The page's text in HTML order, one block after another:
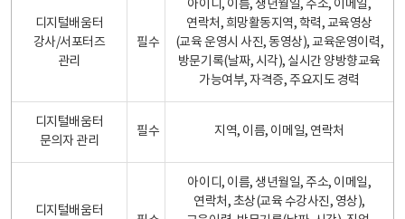
디지털배움터
강사/서포터즈
관리
필수
아이디, 이름, 생년월일, 주소, 이메일,
연락처, 희망활동지역, 학력, 교육영상
(교육 운영시 사진, 동영상), 교육운영이력,
방문기록(날짜, 시각), 실시간 양방향교육
가능여부, 자격증, 주요지도 경력
디지털배움터
문의자 관리
필수 지역, 이름, 이메일, 연락처
디지털배움터
아이디, 이름, 생년월일, 주소, 이메일,
연락처, 초상(교육 수강사진, 영상),